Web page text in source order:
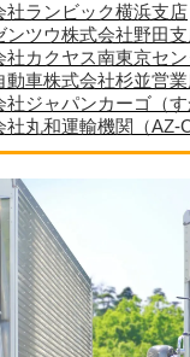
社ランビック横浜支店
ンツウ株式会社野田
社カクヤス南東京セ
動車株式会社杉並営
社ジャパンカーゴ（
社丸和運輸機関（AZ-